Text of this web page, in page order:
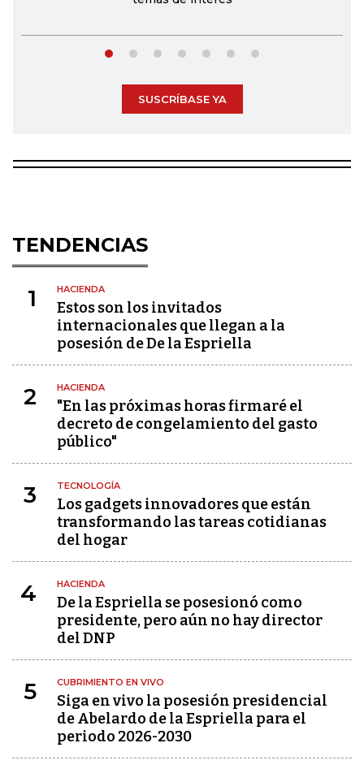
SUSCRÍBASE YA
TENDENCIAS
1 HACIENDA
Estos son los invitados
internacionales que llegan a la
posesión de De la Espriella
2 HACIENDA
"En las próximas horas firmaré el
decreto de congelamiento del gasto
público"
3 TECNOLOGÍA
Los gadgets innovadores que están
transformando las tareas cotidianas
del hogar
4 HACIENDA
De la Espriella se posesionó como
presidente, pero aún no hay director
del DNP
5 CUBRIMIENTO EN VIVO
Siga en vivo la posesión presidencial
de Abelardo de la Espriella para el
periodo 2026-2030